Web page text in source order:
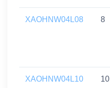
XAOHNW04L08 8
XAOHNW04L10 10